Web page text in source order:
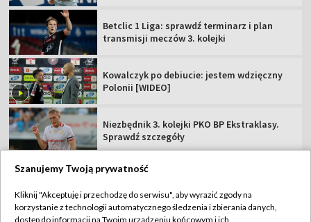
Betclic 1 Liga: sprawdź terminarz i plan
transmisji meczów 3. kolejki
Kowalczyk po debiucie: jestem wdzięczny
Polonii [WIDEO]
Niezbędnik 3. kolejki PKO BP Ekstraklasy.
Sprawdź szczegóły
TVP
Szanujemy Twoją prywatność
Kliknij "Akceptuję i przechodzę do serwisu", aby wyrazić zgody na
korzystanie z technologii automatycznego śledzenia i zbierania danych,
dostęp do informacji na Twoim urządzeniu końcowym i ich